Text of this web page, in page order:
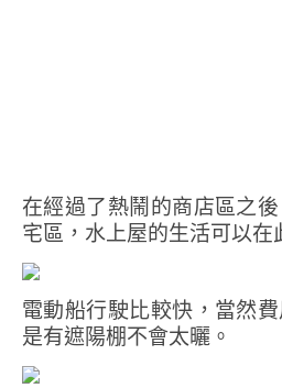
在經過了熱鬧的商店區之
宅區，水上屋的生活可以在
電動船行駛比較快，當然
是有遮陽棚不會太曬。